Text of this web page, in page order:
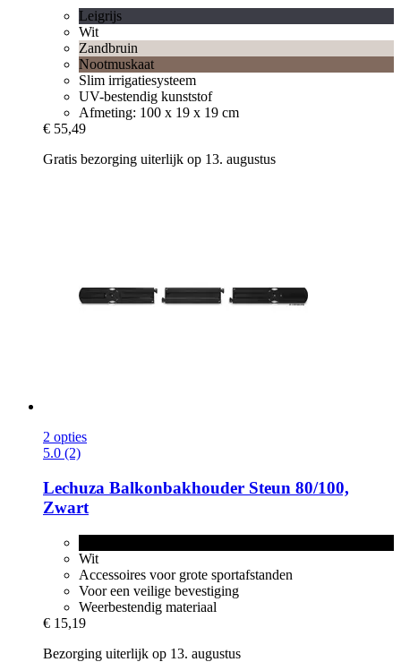
Leigrijs
Wit
Zandbruin
Nootmuskaat
Slim irrigatiesysteem
UV-bestendig kunststof
Afmeting: 100 x 19 x 19 cm
€ 55,49
Gratis bezorging uiterlijk op 13. augustus
2 opties
5.0 (2)
Lechuza Balkonbakhouder Steun 80/100,
Zwart
Wit
Accessoires voor grote sportafstanden
Voor een veilige bevestiging
Weerbestendig materiaal
€ 15,19
Bezorging uiterlijk op 13. augustus